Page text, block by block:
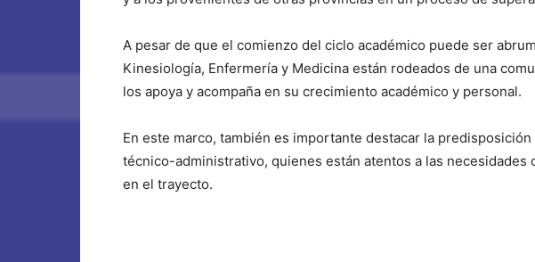
A pesar de que el comienzo del ciclo académico puede ser
Kinesiología, Enfermería y Medicina están rodeados de una
los apoya y acompaña en su crecimiento académico y personal.
En este marco, también es importante destacar la
técnico-administrativo, quienes están atentos a las necesidades
en el trayecto.